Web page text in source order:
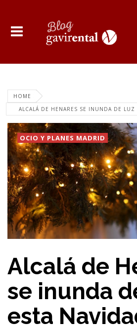
HOME
ALCALÁ DE HENARES SE INUNDA DE LUZ
OCIO Y PLANES MADRID
Alcalá de
se inunda
esta